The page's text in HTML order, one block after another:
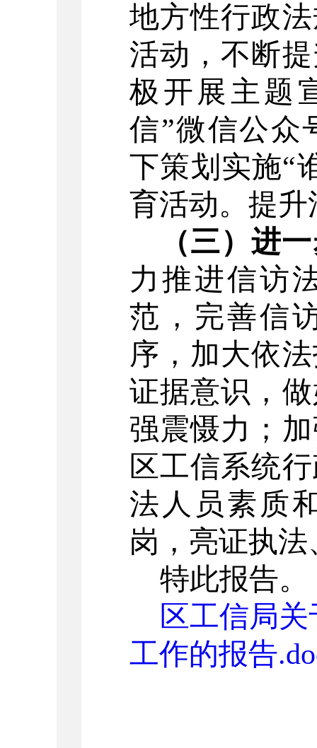
地方性行政
活动，不断
极开展主题
信”微信公众
下策划实施“
育活动。提
（三）进
力 推进信访
范，完善信
序 ， 加大依
证据意识 ，
强震慑力 ；
区工信系统
法人员素质
岗，亮证执
特此报告。
区工信局
工作的报告